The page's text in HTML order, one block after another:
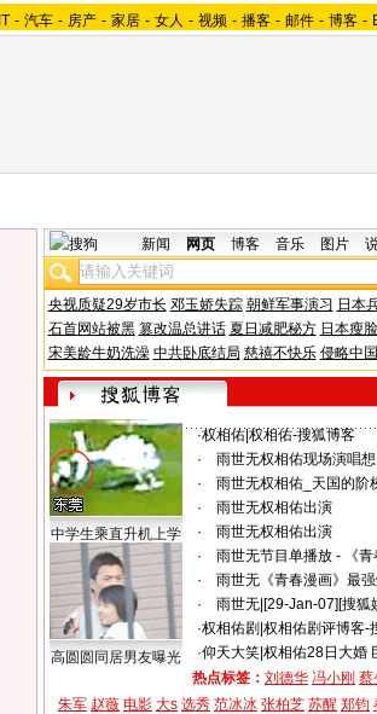
IT - 汽车 - 房产 - 家居 - 女人 - 视频 - 播客 - 邮件 - 博客 -
新闻 网页 博客 音乐 图片
央视质疑29岁市长 邓玉娇失踪 朝鲜军事演习 日本
石首网站被黑 篡改温总讲话 夏日减肥秘方 日本瘦
宋美龄牛奶洗澡 中共卧底结局 慈禧不快乐 侵略中
中学生乘直升机上学
高圆圆同居男友曝光
·权相佑| 权相佑-搜狐博客
· ゞ雨世无权相佑现场演唱
· ゞ雨世无权相佑_天国的阶
· ゞ雨世无权相佑出演
· ゞ雨世无权相佑出演
· ゞ雨世无节目单播放 - 《青
· ゞ雨世无《青春漫画》最
· ゞ雨世无| [29-Jan-07][搜狐
·权相佑剧 权相佑剧评博客-
·仰天大笑| 权相佑28日大婚
热点标签： 刘德华 冯小刚 蔡
朱军 赵薇 电影 大s 选秀 范冰冰 张柏芝 苏醒 郑钧